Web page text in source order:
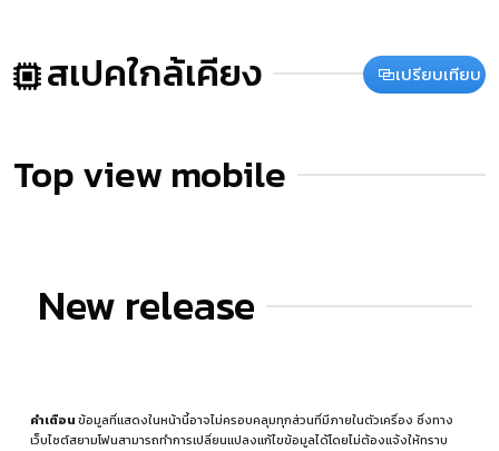
สเปคใกล้เคียง เปรียบเทียบ
Top view mobile
New release
คำเตือนข้อมูลที่แสดงในหน้านี้อาจไม่ครอบคลุมทุกส่วนที่มีภายในตัวเครื่อง ซึ่งทาง
เว็บไซต์สยามโฟนสามารถทำการเปลี่ยนแปลงแก้ไขข้อมูลได้โดยไม่ต้องแจ้งให้ทราบ